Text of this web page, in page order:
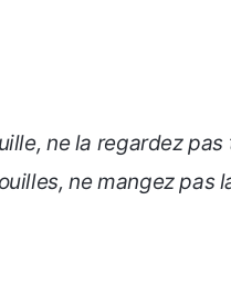
ne la regardez
ne mangez pas